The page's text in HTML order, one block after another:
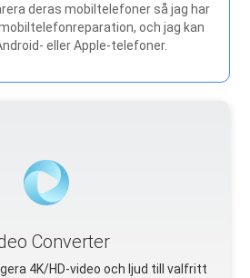
deras mobiltelefoner så jag har
och jag kan
eller Apple-telefoner.
Converter
4K/HD-video och ljud till valfritt